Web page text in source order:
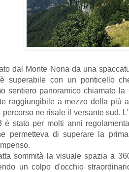
dal Monte Nona da una
superabile con un ponticello
sentiero panoramico chiamato
raggiungibile a mezzo della più
percorso ne risale il versante sud.
è stato per molti anni
permetteva di superare la
sommità la visuale spazia a
un colpo d'occhio